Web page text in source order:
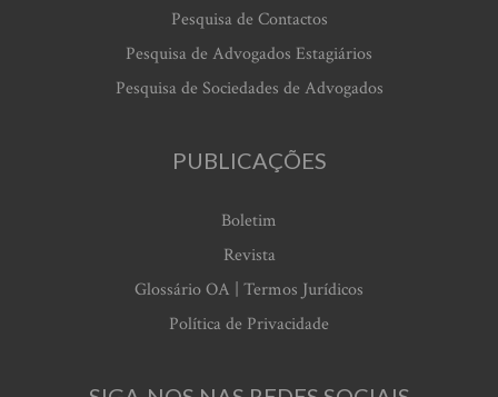
Pesquisa de Contactos
Pesquisa de Advogados Estagiários
Pesquisa de Sociedades de Advogados
PUBLICAÇÕES
Boletim
Revista
Glossário OA | Termos Jurídicos
Política de Privacidade